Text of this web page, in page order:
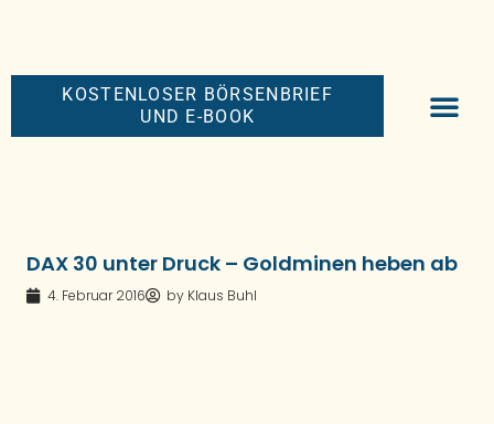
KOSTENLOSER BÖRSENBRIEF
UND E-BOOK
DAX 30 unter Druck – Goldminen heben ab
4. Februar 2016 by Klaus Buhl